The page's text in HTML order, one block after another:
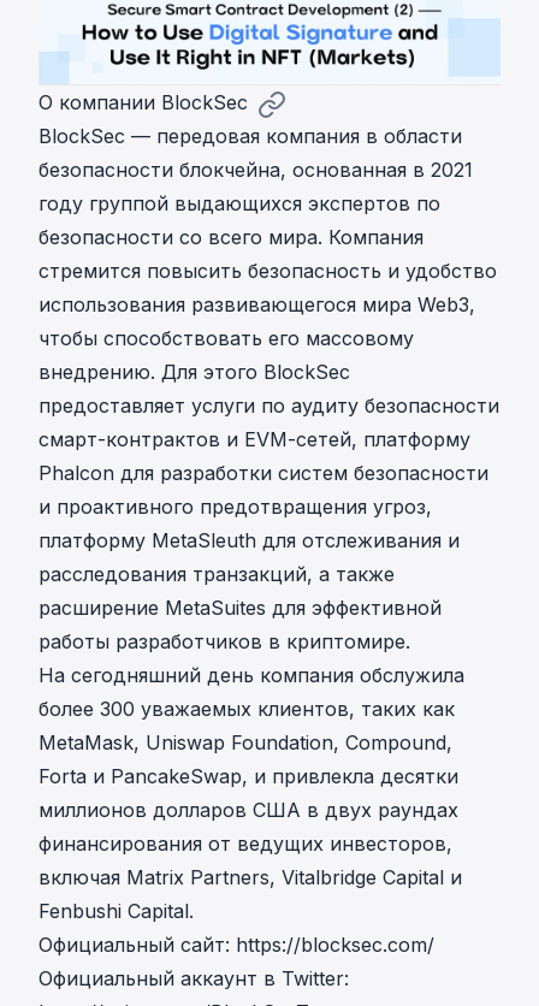
О компании BlockSec
BlockSec — передовая компания в области
безопасности блокчейна, основанная в 2021
году группой выдающихся экспертов по
безопасности со всего мира. Компания
стремится повысить безопасность и удобство
использования развивающегося мира Web3,
чтобы способствовать его массовому
внедрению. Для этого BlockSec
предоставляет услуги по аудиту безопасности
смарт-контрактов и EVM-сетей, платформу
Phalcon для разработки систем безопасности
и проактивного предотвращения угроз,
платформу MetaSleuth для отслеживания и
расследования транзакций, а также
расширение MetaSuites для эффективной
работы разработчиков в криптомире.
На сегодняшний день компания обслужила
более 300 уважаемых клиентов, таких как
MetaMask, Uniswap Foundation, Compound,
Forta и PancakeSwap, и привлекла десятки
миллионов долларов США в двух раундах
финансирования от ведущих инвесторов,
включая Matrix Partners, Vitalbridge Capital и
Fenbushi Capital.
Официальный сайт: https://blocksec.com/
Официальный аккаунт в Twitter: